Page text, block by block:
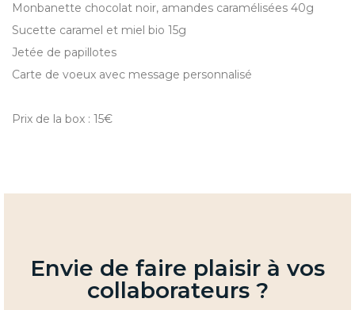
Monbanette chocolat noir, amandes caramélisées 40g
Sucette caramel et miel bio 15g
Jetée de papillotes
Carte de voeux avec message personnalisé
Prix de la box : 15€
Envie de faire plaisir à vos
collaborateurs ?